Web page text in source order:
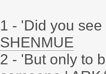
1 - 'Did you
SHENMUE
2 - 'But only to